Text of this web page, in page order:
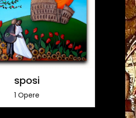
sposi
1 Opere